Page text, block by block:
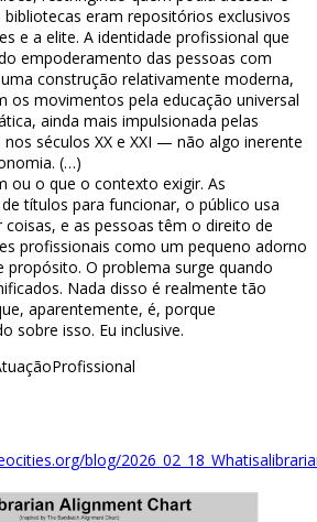
eram repositórios exclusivos
e a elite. A identidade profissional que
empoderamento das pessoas com
construção relativamente moderna,
os movimentos pela educação universal
ainda mais impulsionada pelas
séculos XX e XXI — não algo inerente
(…)
ou o que o contexto exigir. As
títulos para funcionar, o público usa
coisas, e as pessoas têm o direito de
profissionais como um pequeno adorno
propósito. O problema surge quando
Nada disso é realmente tão
aparentemente, é, porque
sobre isso. Eu inclusive.
blog/